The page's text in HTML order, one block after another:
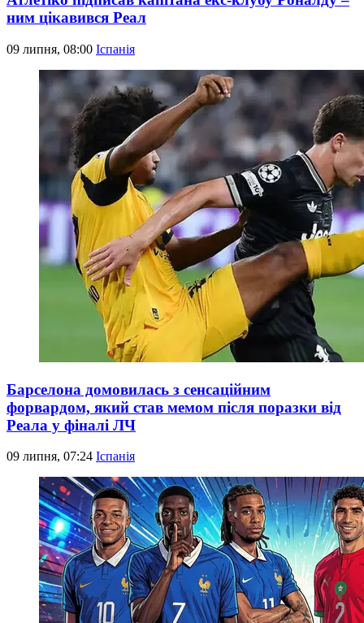
ним цікавився Реал
09 липня, 08:00 Іспанія
Барселона домовилась з сенсаційним
форвардом, який став мемом після поразки від
Реала у фіналі ЛЧ
09 липня, 07:24 Іспанія